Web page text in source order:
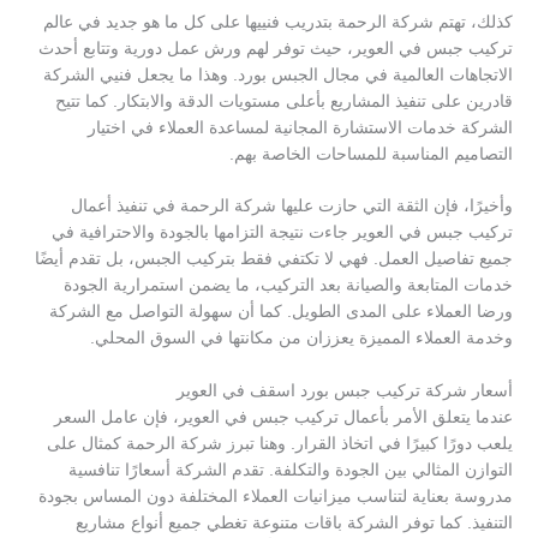
كذلك، تهتم شركة الرحمة بتدريب فنييها على كل ما هو جديد في عالم
تركيب جبس في العوير، حيث توفر لهم ورش عمل دورية وتتابع أحدث
الاتجاهات العالمية في مجال الجبس بورد. وهذا ما يجعل فنيي الشركة
قادرين على تنفيذ المشاريع بأعلى مستويات الدقة والابتكار. كما تتيح
الشركة خدمات الاستشارة المجانية لمساعدة العملاء في اختيار
التصاميم المناسبة للمساحات الخاصة بهم.
وأخيرًا، فإن الثقة التي حازت عليها شركة الرحمة في تنفيذ أعمال
تركيب جبس في العوير جاءت نتيجة التزامها بالجودة والاحترافية في
جميع تفاصيل العمل. فهي لا تكتفي فقط بتركيب الجبس، بل تقدم أيضًا
خدمات المتابعة والصيانة بعد التركيب، ما يضمن استمرارية الجودة
ورضا العملاء على المدى الطويل. كما أن سهولة التواصل مع الشركة
وخدمة العملاء المميزة يعززان من مكانتها في السوق المحلي.
أسعار شركة تركيب جبس بورد اسقف في العوير
عندما يتعلق الأمر بأعمال تركيب جبس في العوير، فإن عامل السعر
يلعب دورًا كبيرًا في اتخاذ القرار. وهنا تبرز شركة الرحمة كمثال على
التوازن المثالي بين الجودة والتكلفة. تقدم الشركة أسعارًا تنافسية
مدروسة بعناية لتناسب ميزانيات العملاء المختلفة دون المساس بجودة
التنفيذ. كما توفر الشركة باقات متنوعة تغطي جميع أنواع مشاريع